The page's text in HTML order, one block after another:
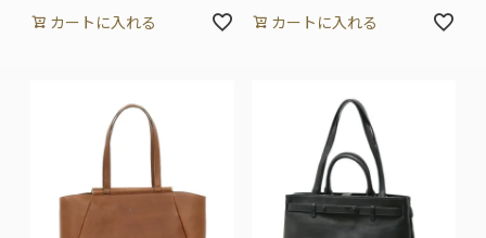
カートに入れる カートに入れる